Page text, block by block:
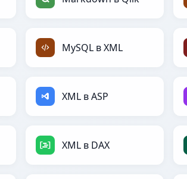
MySQL в XML
XML в ASP
XML в DAX